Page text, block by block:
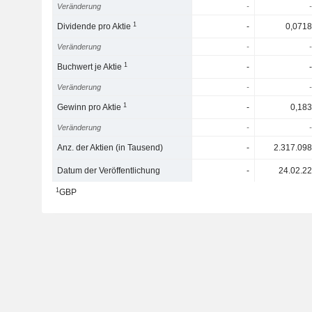
Veränderung - -
Dividende pro Aktie1 - 0,0718
Veränderung - -
Buchwert je Aktie1 - -
Veränderung - -
Gewinn pro Aktie1 - 0,183
Veränderung - -
Anz. der Aktien (in Tausend) - 2.317.098
Datum der Veröffentlichung - 24.02.22
1GBP